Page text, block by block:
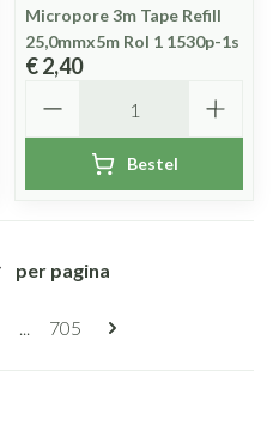
Micropore 3m Tape Refill
25,0mmx5m Rol 1 1530p-1s
€ 2,40
Bestel
Pagina's pagina
... Pagina
705
per pagina